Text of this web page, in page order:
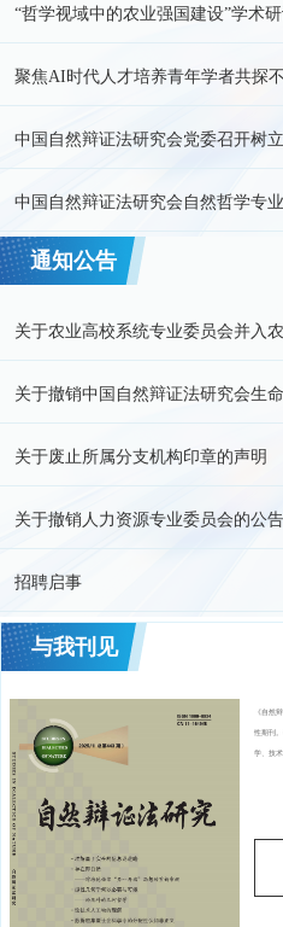
“哲学视域中的农业强国建设”学术
聚焦AI时代人才培养青年学者共探
中国自然辩证法研究会党委召开树
中国自然辩证法研究会自然哲学专
通知公告
关于农业高校系统专业委员会并入
关于撤销中国自然辩证法研究会生
关于废止所属分支机构印章的声明
关于撤销人力资源专业委员会的公告
招聘启事
与我刊见
《自然
性期刊
学、技